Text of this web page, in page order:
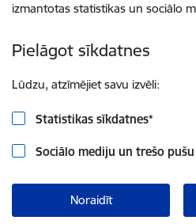
izmantotas statistikas un sociālo
Pielāgot sīkdatnes
Lūdzu, atzīmējiet savu izvēli:
Statistikas sīkdatnes*
Sociālo mediju un trešo
Noraidīt